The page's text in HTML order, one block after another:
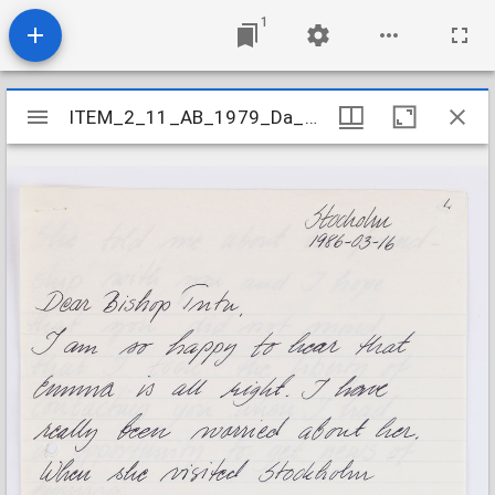
1
Mirador
viewer
ITEM_2_11_AB_1979_Da_3-4K-L_071
ITEM_2_11_AB_1979_Da_3-4K-L_071